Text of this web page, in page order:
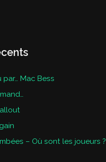
Mac Bess
– Où sont les joueurs ?